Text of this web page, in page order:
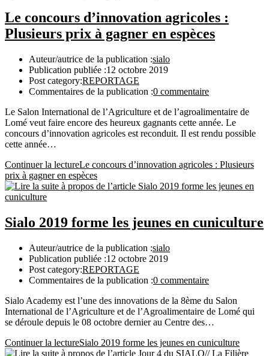
Le concours d’innovation agricoles :
Plusieurs prix à gagner en espèces
Auteur/autrice de la publication :sialo
Publication publiée :12 octobre 2019
Post category:REPORTAGE
Commentaires de la publication :0 commentaire
Le Salon International de l’Agriculture et de l’agroalimentaire de
Lomé veut faire encore des heureux gagnants cette année. Le
concours d’innovation agricoles est reconduit. Il est rendu possible
cette année…
Continuer la lectureLe concours d’innovation agricoles : Plusieurs
prix à gagner en espèces
Sialo 2019 forme les jeunes en cuniculture
Auteur/autrice de la publication :sialo
Publication publiée :12 octobre 2019
Post category:REPORTAGE
Commentaires de la publication :0 commentaire
Sialo Academy est l’une des innovations de la 8ème du Salon
International de l’Agriculture et de l’Agroalimentaire de Lomé qui
se déroule depuis le 08 octobre dernier au Centre des…
Continuer la lectureSialo 2019 forme les jeunes en cuniculture